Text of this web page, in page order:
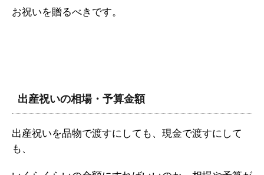
お祝いを贈るべきです。
出産祝いの相場・予算金額
出産祝いを品物で渡すにしても、現金で渡すにして
も、